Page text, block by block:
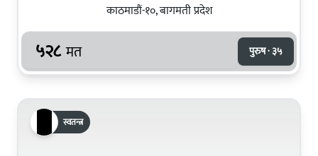
काठमाडौं-१०, बागमती प्रदेश
५२८ मत पुरुष · ३५
स्वतन्त्र